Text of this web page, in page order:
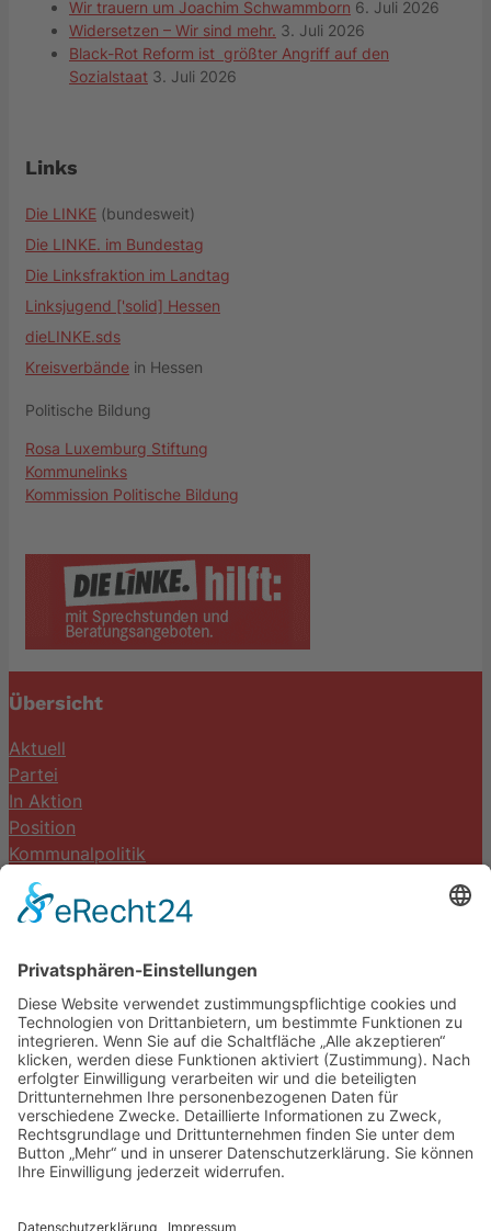
Wir trauern um Joachim Schwammborn 6. Juli 2026
Widersetzen – Wir sind mehr. 3. Juli 2026
Black-Rot Reform ist größter Angriff auf den
Sozialstaat 3. Juli 2026
Links
Die LINKE (bundesweit)
Die LINKE. im Bundestag
Die Linksfraktion im Landtag
Linksjugend ['solid] Hessen
dieLINKE.sds
Kreisverbände in Hessen
Politische Bildung
Rosa Luxemburg Stiftung
Kommunelinks
Kommission Politische Bildung
Übersicht
Aktuell
Partei
In Aktion
Position
Kommunalpolitik
Termine
DIE LINKE. Schwalm-Eder
Steingasse 5
34613 Schwalmstadt
Tel.06691 8077899
info@die-linke-schwalm-eder.de
Gesetzliches
Impressum